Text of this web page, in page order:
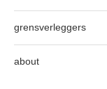
grensverleggers
about